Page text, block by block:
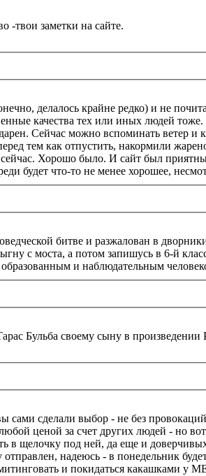
-твои заметки на сайте.
делалось крайне редко) и не
качества тех или иных людей
Сейчас можно вспоминать ветер
тем как отпустить, накормили
сейчас. Хорошо было. И сайт был
будет что-то не менее хорошее,
битве и разжалован в
с моста, а потом запишусь в 6-й
и наблюдательным
Бульба своему сыну в
сделали выбор - не без
ценой за счет других людей - но
в щелочку под ней, да еще и
надеюсь - в понедельник
и покидаться какашками у